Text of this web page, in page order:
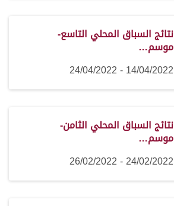
نتائج السباق المحلي التاسع-
موسم…
14/04/2022 - 24/04/2022
نتائج السباق المحلي الثامن-
موسم…
24/02/2022 - 26/02/2022